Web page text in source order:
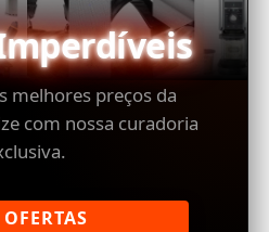
melhores preços da
com nossa curadoria